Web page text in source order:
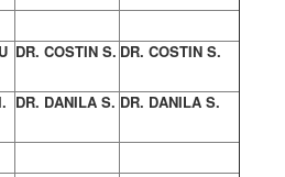
DR. COSTIN S. DR. COSTIN S.
DR. DANILA S. DR. DANILA S.